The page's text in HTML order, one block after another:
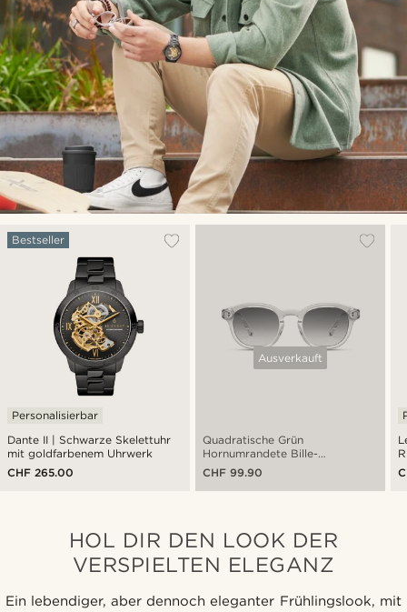
Dante II | Schwarze Skelettuhr
mit goldfarbenem Uhrwerk
Bestseller
Personalisierbar
CHF 265.00
Ausverkauft
Quadratische Grün
Hornumrandete Bille-
Sonnenbrille
CHF 99.90
HOL DIR DEN LOOK DER
VERSPIELTEN ELEGANZ
Ein lebendiger, aber dennoch eleganter Frühlingslook, mit